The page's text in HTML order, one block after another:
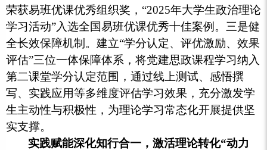
荣获易班优课优秀组织奖，“2025年大学生政治理论
学习活动”入选全国易班优课优秀十佳案例。三是健
全长效保障机制。建立“学分认定、评优激励、效果
评估”三位一体保障体系，将党建思政课程学习纳入
第二课堂学分认定范围，通过线上测试、感悟撰
写、实践应用等多维度评估学习效果，充分激发学
生主动性与积极性，为理论学习常态化开展提供坚
实支撑。
实践赋能深化知行合一，激活理论转化“动力